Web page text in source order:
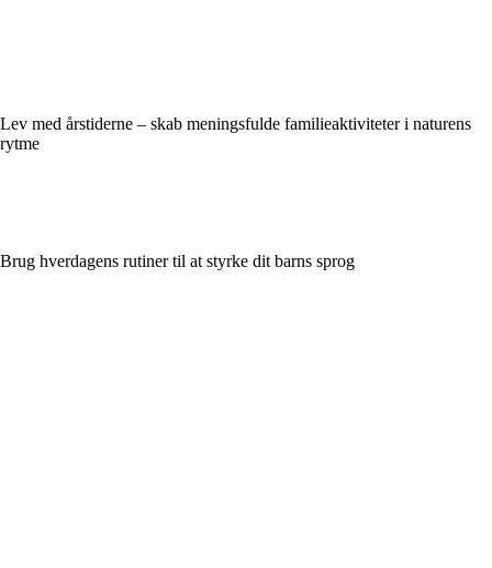
Lev med årstiderne – skab meningsfulde familieaktiviteter i naturens
rytme
Brug hverdagens rutiner til at styrke dit barns sprog